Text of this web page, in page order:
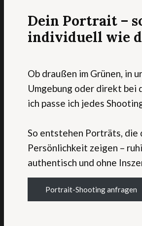
Dein Portrait –
individuell wie
Ob draußen im Grünen, in
Umgebung oder direkt bei
ich passe ich jedes
So entstehen Porträts, die
Persönlichkeit zeigen –
authentisch und ohne
Portrait-Shooting anfragen